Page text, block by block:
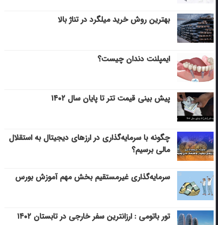
بهترین روش خرید میلگرد در تناژ بالا
ایمپلنت دندان چیست؟
پیش بینی قیمت تتر تا پایان سال ۱۴۰۲
چگونه با سرمایه‌گذاری در ارزهای دیجیتال به استقلال
مالی برسیم؟
سرمایه‌گذاری غیرمستقیم بخش مهم آموزش بورس
تور باتومی : ارزانترین سفر خارجی در تابستان ۱۴۰۲